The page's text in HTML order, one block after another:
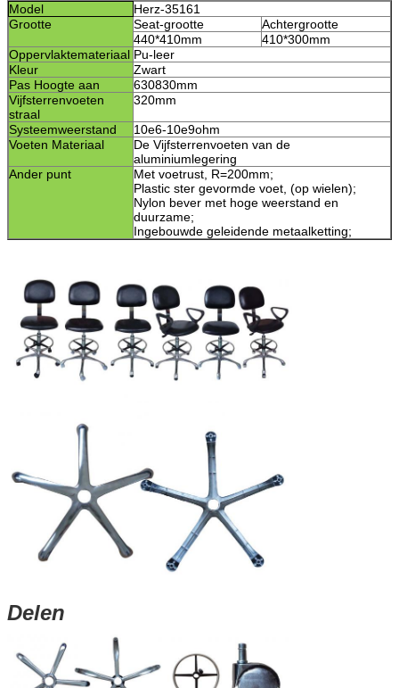
Model
Herz-35161
Grootte
Seat-grootte
Achtergrootte
440*410mm
410*300mm
Oppervlaktemateriaal Pu-leer
Kleur
Zwart
Pas Hoogte aan
630830mm
Vijfsterrenvoeten
straal
320mm
Systeemweerstand
10e6-10e9ohm
Voeten Materiaal
De Vijfsterrenvoeten van de
aluminiumlegering
Ander punt
Met voetrust, R=200mm;
Plastic ster gevormde voet, (op wielen);
Nylon bever met hoge weerstand en
duurzame;
Ingebouwde geleidende metaalketting;
Delen